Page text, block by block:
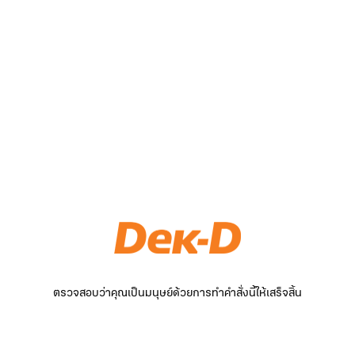
ตรวจสอบว่าคุณเป็นมนุษย์ด้วยการทำคำสั่งนี้ให้เสร็จสิ้น